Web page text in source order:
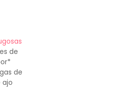
de
de
ajo